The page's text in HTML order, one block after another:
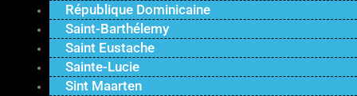
République Dominicaine
Saint-Barthélemy
Saint Eustache
Sainte-Lucie
Sint Maarten